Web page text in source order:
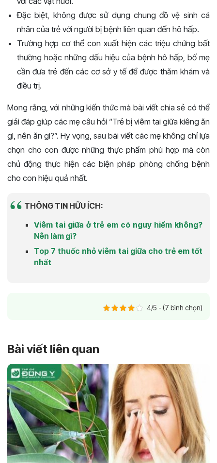
Đặc biệt, không được sử dụng chung đồ vệ sinh cá
nhân của trẻ với người bị bệnh liên quan đến hô hấp.
Trường hợp cơ thể con xuất hiện các triệu chứng bất
thường hoặc những dấu hiệu của bệnh hô hấp, bố mẹ
cần đưa trẻ đến các cơ sở y tế để được thăm khám và
điều trị.
Mong rằng, với những kiến thức mà bài viết chia sẻ có thể
giải đáp giúp các mẹ câu hỏi “Trẻ bị viêm tai giữa kiêng ăn
gì, nên ăn gì?”. Hy vọng, sau bài viết các mẹ không chỉ lựa
chọn cho con được những thực phẩm phù hợp mà còn
chủ động thực hiện các biện pháp phòng chống bệnh
cho con hiệu quả nhất.
THÔNG TIN HỮU ÍCH:
Viêm tai giữa ở trẻ em có nguy hiểm không?
Nên làm gì?
Top 7 thuốc nhỏ viêm tai giữa cho trẻ em tốt
nhất
4/5 - (7 bình chọn)
Bài viết liên quan